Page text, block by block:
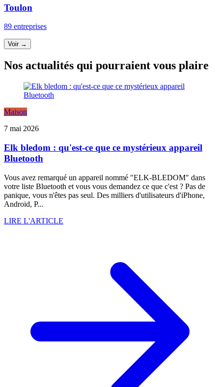
Toulon
89 entreprises
Voir →
Nos actualités qui pourraient vous plaire
Maison
7 mai 2026
Elk bledom : qu'est-ce que ce mystérieux appareil
Bluetooth
Vous avez remarqué un appareil nommé "ELK-BLEDOM" dans
votre liste Bluetooth et vous vous demandez ce que c'est ? Pas de
panique, vous n'êtes pas seul. Des milliers d'utilisateurs d'iPhone,
Android, P...
LIRE L'ARTICLE